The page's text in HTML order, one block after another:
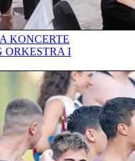
KONCERTE
ORKESTRA I